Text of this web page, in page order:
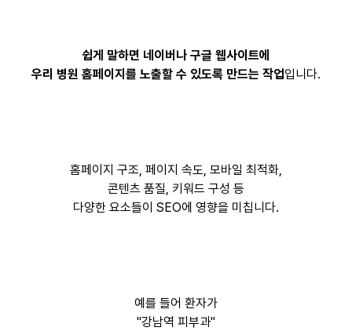
쉽게 말하면 네이버나 구글 웹사이트에
우리 병원 홈페이지를 노출할 수 있도록 만드는 작업입니다.
홈페이지 구조, 페이지 속도, 모바일 최적화,
콘텐츠 품질, 키워드 구성 등
다양한 요소들이 SEO에 영향을 미칩니다.
예를 들어 환자가
"강남역 피부과"